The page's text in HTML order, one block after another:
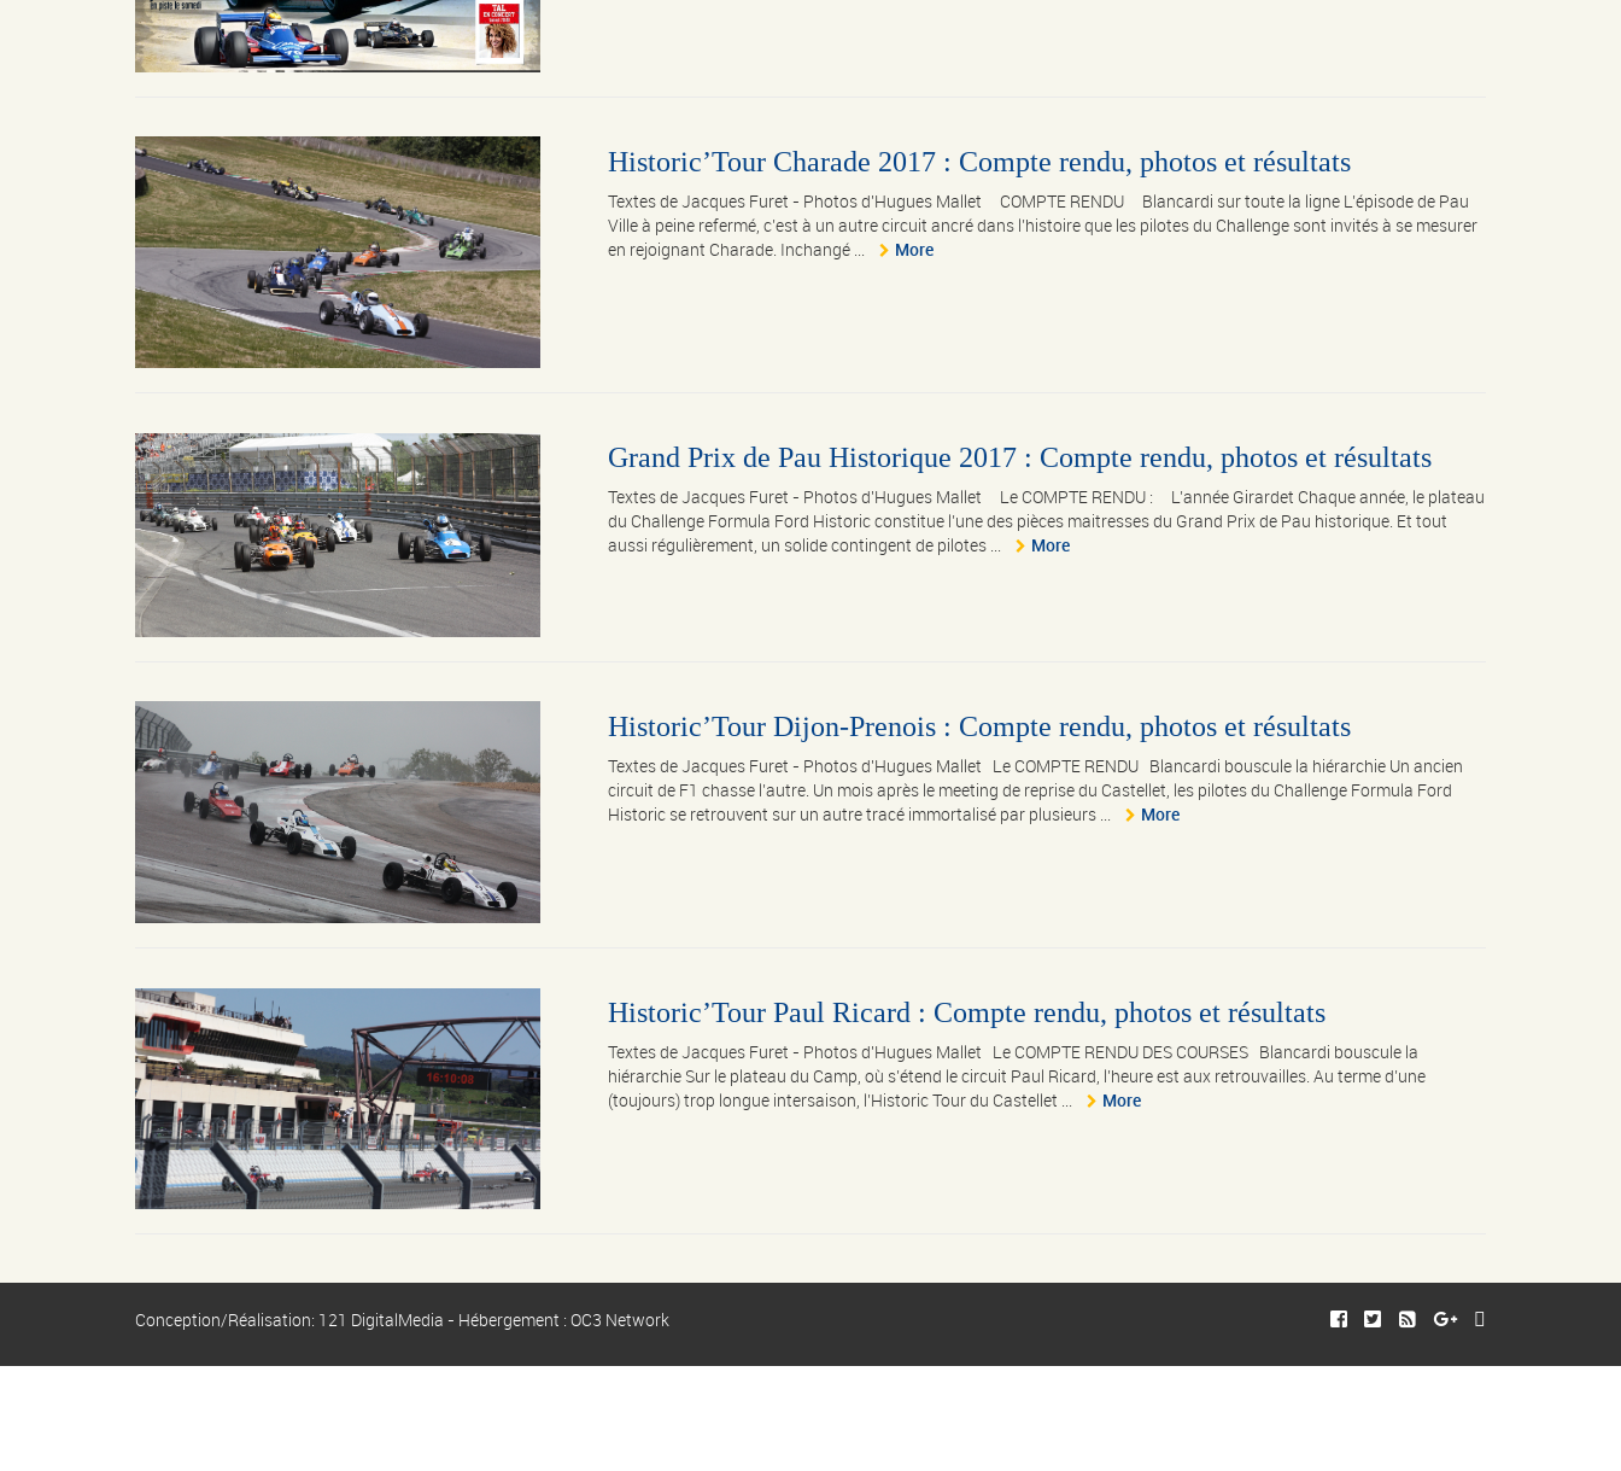
Historic’Tour Charade 2017 : Compte rendu, photos et résultats
Textes de Jacques Furet - Photos d'Hugues Mallet COMPTE RENDU Blancardi sur toute la ligne L’épisode de Pau
Ville à peine refermé, c’est à un autre circuit ancré dans l’histoire que les pilotes du Challenge sont invités à se mesurer
en rejoignant Charade. Inchangé ...
More
Grand Prix de Pau Historique 2017 : Compte rendu, photos et résultats
Textes de Jacques Furet - Photos d'Hugues Mallet Le COMPTE RENDU : L’année Girardet Chaque année, le plateau
du Challenge Formula Ford Historic constitue l’une des pièces maitresses du Grand Prix de Pau historique. Et tout
aussi régulièrement, un solide contingent de pilotes ...
More
Historic’Tour Dijon-Prenois : Compte rendu, photos et résultats
Textes de Jacques Furet - Photos d'Hugues Mallet Le COMPTE RENDU Blancardi bouscule la hiérarchie Un ancien
circuit de F1 chasse l’autre. Un mois après le meeting de reprise du Castellet, les pilotes du Challenge Formula Ford
Historic se retrouvent sur un autre tracé immortalisé par plusieurs ...
More
Historic’Tour Paul Ricard : Compte rendu, photos et résultats
Textes de Jacques Furet - Photos d'Hugues Mallet Le COMPTE RENDU DES COURSES Blancardi bouscule la
hiérarchie Sur le plateau du Camp, où s’étend le circuit Paul Ricard, l’heure est aux retrouvailles. Au terme d’une
(toujours) trop longue intersaison, l’Historic Tour du Castellet ...
More
Conception/Réalisation: 121 DigitalMedia - Hébergement : OC3 Network